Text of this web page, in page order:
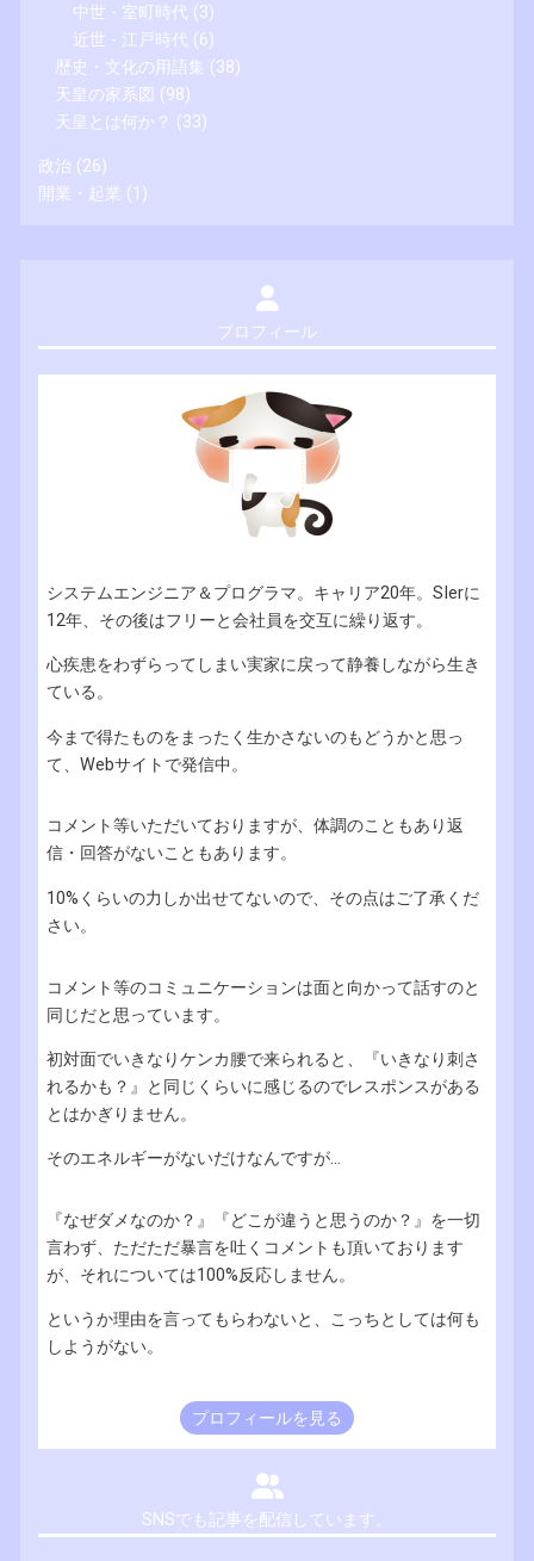
中世 - 室町時代 (3)
近世 - 江戸時代 (6)
歴史・文化の用語集 (38)
天皇の家系図 (98)
天皇とは何か？ (33)
政治 (26)
開業・起業 (1)
プロフィール
システムエンジニア＆プログラマ。キャリア20年。SIerに
12年、その後はフリーと会社員を交互に繰り返す。
心疾患をわずらってしまい実家に戻って静養しながら生き
ている。
今まで得たものをまったく生かさないのもどうかと思っ
て、Webサイトで発信中。
コメント等いただいておりますが、体調のこともあり返
信・回答がないこともあります。
10%くらいの力しか出せてないので、その点はご了承くだ
さい。
コメント等のコミュニケーションは面と向かって話すのと
同じだと思っています。
初対面でいきなりケンカ腰で来られると、『いきなり刺さ
れるかも？』と同じくらいに感じるのでレスポンスがある
とはかぎりません。
そのエネルギーがないだけなんですが...
『なぜダメなのか？』『どこが違うと思うのか？』を一切
言わず、ただただ暴言を吐くコメントも頂いております
が、それについては100%反応しません。
というか理由を言ってもらわないと、こっちとしては何も
しようがない。
プロフィールを見る
SNSでも記事を配信しています。